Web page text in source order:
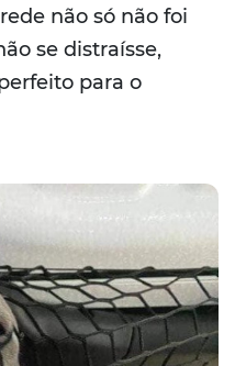
não só não foi
se distraísse,
para o